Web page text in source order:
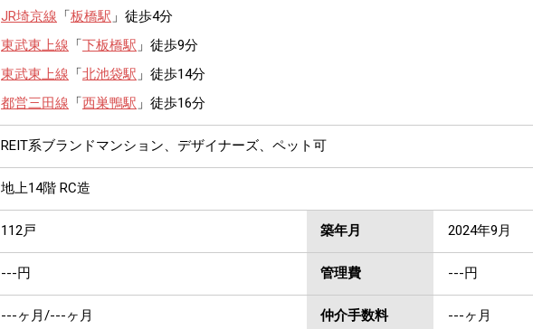
JR埼京線 「 板橋駅 」徒歩4分
東武東上線 「 下板橋駅 」徒歩9分
東武東上線 「 北池袋駅 」徒歩14分
都営三田線 「 西巣鴨駅 」徒歩16分
REIT系ブランドマンション、デザイナーズ、ペット可
地上14階 RC造
112戸 築年月 2024年9月
---円 管理費 ---円
---ヶ月 /---ヶ月 仲介手数料 ---ヶ月